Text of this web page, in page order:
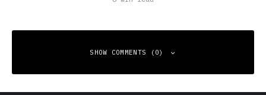
SHOW COMMENTS (0)